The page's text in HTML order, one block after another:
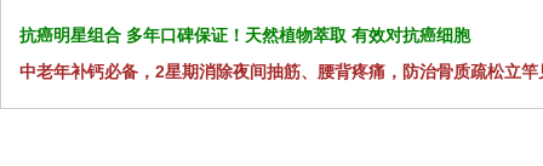
抗癌明星组合 多年口碑保证！天然植物萃取 有效对抗癌细胞
中老年补钙必备，2星期消除夜间抽筋、腰背疼痛，防治骨质疏松立竿